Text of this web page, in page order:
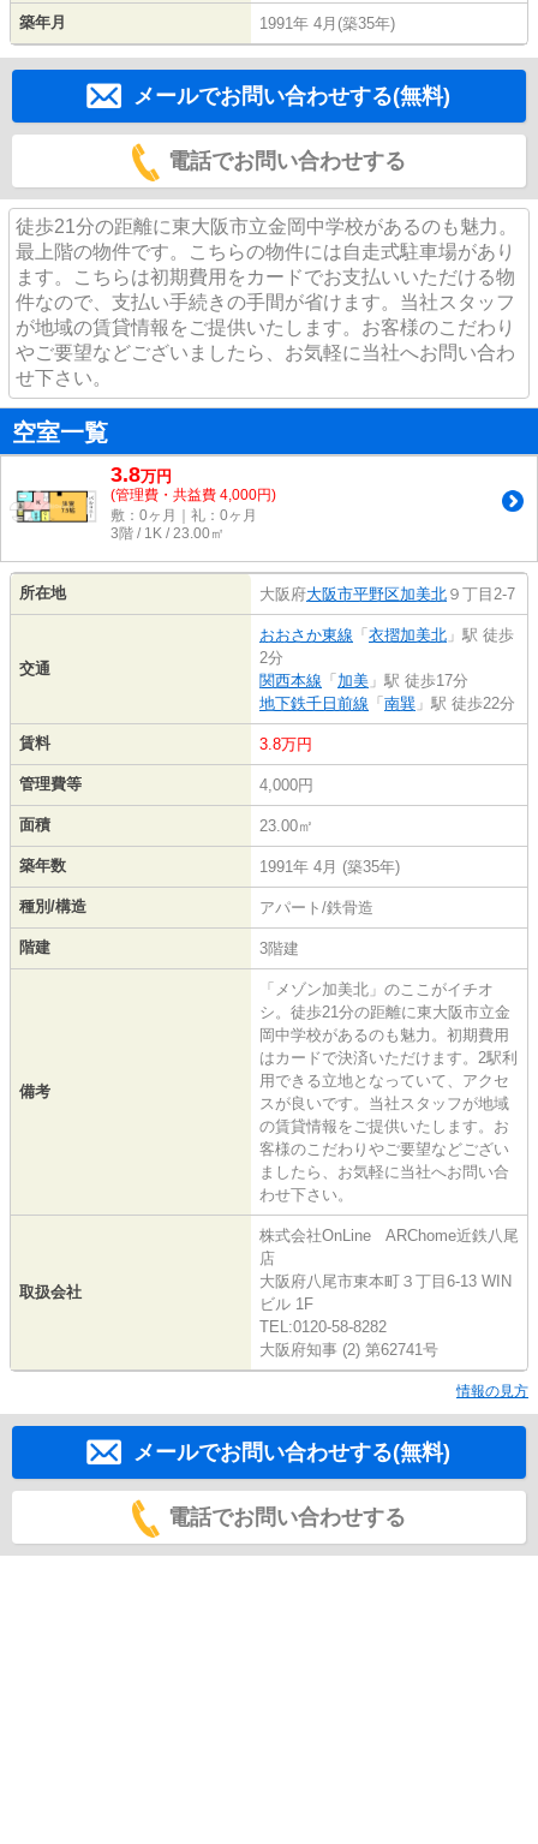
築年月 1991年 4月(築35年)
メールでお問い合わせする(無料)
電話でお問い合わせする
徒歩21分の距離に東大阪市立金岡中学校があるのも魅力。
最上階の物件です。こちらの物件には自走式駐車場があり
ます。こちらは初期費用をカードでお支払いいただける物
件なので、支払い手続きの手間が省けます。当社スタッフ
が地域の賃貸情報をご提供いたします。お客様のこだわり
やご要望などございましたら、お気軽に当社へお問い合わ
せ下さい。
空室一覧
3.8万円
(管理費・共益費 4,000円)
敷：0ヶ月｜礼：0ヶ月
3階 / 1K / 23.00㎡
所在地 大阪府大阪市平野区加美北 ９丁目2-7
交通
おおさか東線 「 衣摺加美北 」駅 徒歩
2分
関西本線 「 加美 」駅 徒歩17分
地下鉄千日前線 「 南巽 」駅 徒歩22分
賃料 3.8万円
管理費等 4,000円
面積 23.00㎡
築年数 1991年 4月 (築35年)
種別/構造 アパート/鉄骨造
階建 3階建
備考
「メゾン加美北」のここがイチオ
シ。徒歩21分の距離に東大阪市立金
岡中学校があるのも魅力。初期費用
はカードで決済いただけます。2駅利
用できる立地となっていて、アクセ
スが良いです。当社スタッフが地域
の賃貸情報をご提供いたします。お
客様のこだわりやご要望などござい
ましたら、お気軽に当社へお問い合
わせ下さい。
取扱会社
株式会社OnLine ARChome近鉄八尾
店
大阪府八尾市東本町３丁目6-13 WIN
ビル 1F
TEL:0120-58-8282
大阪府知事 (2) 第62741号
情報の見方
メールでお問い合わせする(無料)
電話でお問い合わせする